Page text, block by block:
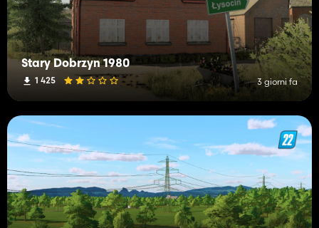
Stary Dobrzyn 1980
1 425 3 giorni fa